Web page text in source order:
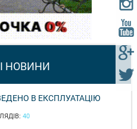
НОВИНИ
В ЕКСПЛУАТАЦІЮ
40